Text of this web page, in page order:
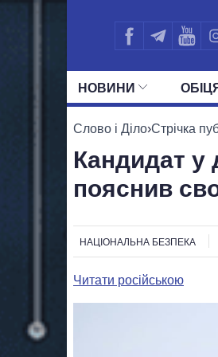
НОВИНИ
УСІ
Слово і Діло›Стрічка
Кандидат у
пояснив
НАЦІОНАЛЬНА БЕЗПЕКА
Читати російською